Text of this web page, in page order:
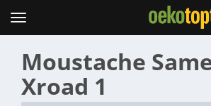
Topten
Menu
Moustache
Xroad 1